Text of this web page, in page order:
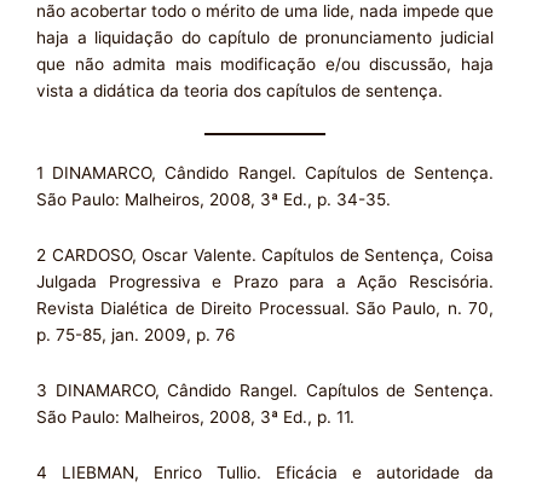
não acobertar todo o mérito de uma lide, nada impede que
haja a liquidação do capítulo de pronunciamento judicial
que não admita mais modificação e/ou discussão, haja
vista a didática da teoria dos capítulos de sentença.
1 DINAMARCO, Cândido Rangel. Capítulos de Sentença.
São Paulo: Malheiros, 2008, 3ª Ed., p. 34-35.
2 CARDOSO, Oscar Valente. Capítulos de Sentença, Coisa
Julgada Progressiva e Prazo para a Ação Rescisória.
Revista Dialética de Direito Processual. São Paulo, n. 70,
p. 75-85, jan. 2009, p. 76
3 DINAMARCO, Cândido Rangel. Capítulos de Sentença.
São Paulo: Malheiros, 2008, 3ª Ed., p. 11.
4 LIEBMAN, Enrico Tullio. Eficácia e autoridade da